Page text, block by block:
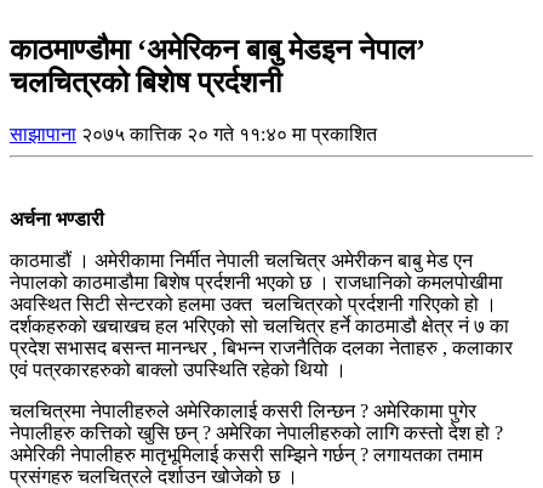
काठमाण्डौमा ‘अमेरिकन बाबु मेडइन नेपाल’
चलचित्रको बिशेष प्रर्दशनी
साझापाना २०७५ कात्तिक २० गते ११:४० मा प्रकाशित
अर्चना भण्डारी
काठमाडौं । अमेरीकामा निर्मीत नेपाली चलचित्र अमेरीकन बाबु मेड एन
नेपालको काठमाडौमा बिशेष प्रर्दशनी भएको छ । राजधानिको कमलपोखीमा
अवस्थित सिटी सेन्टरको हलमा उक्त चलचित्रको प्रर्दशनी गरिएको हो ।
दर्शकहरुको खचाखच हल भरिएको सो चलचित्र हर्ने काठमाडौ क्षेत्र नं ७ का
प्रदेश सभासद बसन्त मानन्धर , बिभन्न राजनैतिक दलका नेताहरु , कलाकार
एवं पत्रकारहरुको बाक्लो उपस्थिति रहेको थियो ।
चलचित्रमा नेपालीहरुले अमेरिकालाई कसरी लिन्छन ? अमेरिकामा पुगेर
नेपालीहरु कत्तिको खुसि छन् ? अमेरिका नेपालीहरुको लागि कस्तो देश हो ?
अमेरिकी नेपालीहरु मातृभूमिलाई कसरी सम्झिने गर्छन् ? लगायतका तमाम
प्रसंगहरु चलचित्रले दर्शाउन खोजेको छ ।